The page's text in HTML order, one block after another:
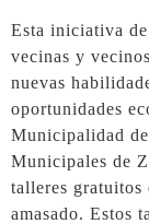
Esta iniciativa
vecinas y
nuevas
oportunidades
Municipalidad
Municipales de
talleres gratuitos
amasado. Estos